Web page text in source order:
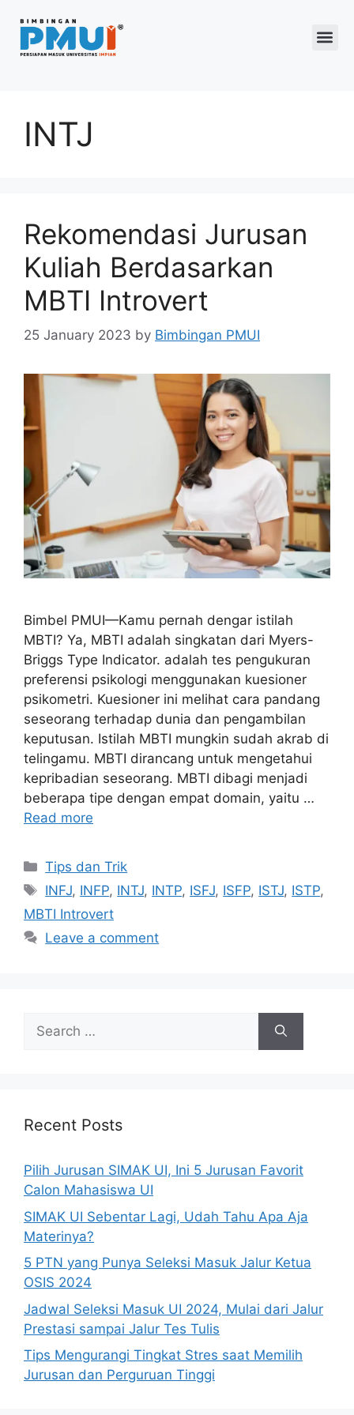
INTJ
Rekomendasi Jurusan
Kuliah Berdasarkan
MBTI Introvert
25 January 2023 by Bimbingan PMUI
Bimbel PMUI—Kamu pernah dengar istilah
MBTI? Ya, MBTI adalah singkatan dari Myers-
Briggs Type Indicator. adalah tes pengukuran
preferensi psikologi menggunakan kuesioner
psikometri. Kuesioner ini melihat cara pandang
seseorang terhadap dunia dan pengambilan
keputusan. Istilah MBTI mungkin sudah akrab di
telingamu. MBTI dirancang untuk mengetahui
kepribadian seseorang. MBTI dibagi menjadi
beberapa tipe dengan empat domain, yaitu …
Read more
Tips dan Trik
INFJ, INFP, INTJ, INTP, ISFJ, ISFP, ISTJ, ISTP,
MBTI Introvert
Leave a comment
Recent Posts
Pilih Jurusan SIMAK UI, Ini 5 Jurusan Favorit
Calon Mahasiswa UI
SIMAK UI Sebentar Lagi, Udah Tahu Apa Aja
Materinya?
5 PTN yang Punya Seleksi Masuk Jalur Ketua
OSIS 2024
Jadwal Seleksi Masuk UI 2024, Mulai dari Jalur
Prestasi sampai Jalur Tes Tulis
Tips Mengurangi Tingkat Stres saat Memilih
Jurusan dan Perguruan Tinggi